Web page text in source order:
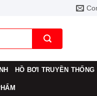
HỒ BƠI TRUYỀN THỐNG